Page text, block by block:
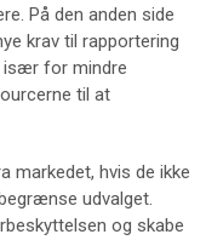
På den anden side
krav til rapportering
især for mindre
til at
markedet, hvis de ikke
udvalget.
og skabe